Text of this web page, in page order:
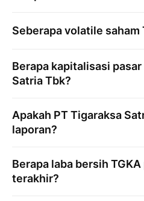
Seberapa volatile saham
Berapa kapitalisasi pasar
Satria Tbk?
Apakah PT Tigaraksa
laporan?
Berapa laba bersih TGKA
terakhir?